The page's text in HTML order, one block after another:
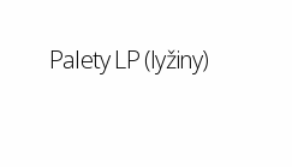
Palety LP (lyžiny)